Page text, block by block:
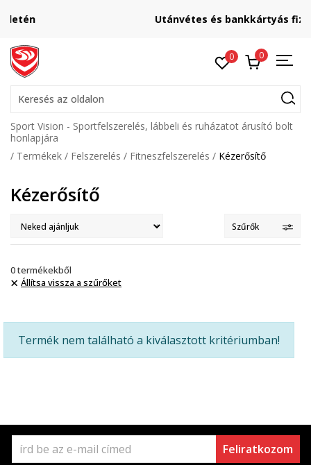
Utánvétes és bankkártyás fizetés
0 0
Keresés az oldalon
Sport Vision - Sportfelszerelés, lábbeli és ruházatot árusító bolt
honlapjára
Termékek
Felszerelés Fitneszfelszerelés Kézerősítő
Kézerősítő
Szűrők
0termékekből
Állítsa vissza a szűrőket
Termék nem található a kiválasztott kritériumban!
Feliratkozom